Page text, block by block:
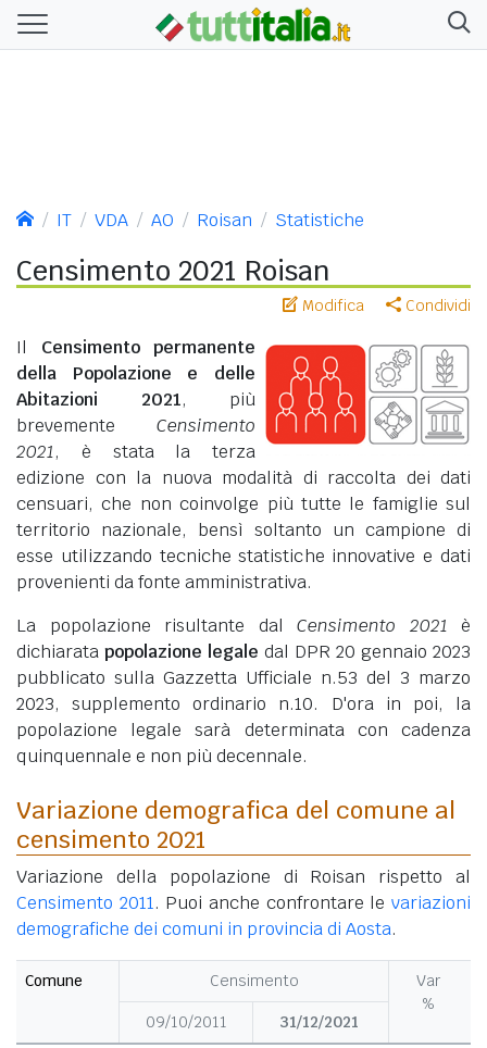
IT VDA AO Roisan Statistiche
Censimento 2021 Roisan
Modifica Condividi
Il Censimento permanente
della Popolazione e delle
Abitazioni 2021, più
brevemente Censimento
2021, è stata la terza
edizione con la nuova modalità di raccolta dei dati
censuari, che non coinvolge più tutte le famiglie sul
territorio nazionale, bensì soltanto un campione di
esse utilizzando tecniche statistiche innovative e dati
provenienti da fonte amministrativa.
La popolazione risultante dal Censimento 2021 è
dichiarata popolazione legale dal DPR 20 gennaio 2023
pubblicato sulla Gazzetta Ufficiale n.53 del 3 marzo
2023, supplemento ordinario n.10. D'ora in poi, la
popolazione legale sarà determinata con cadenza
quinquennale e non più decennale.
Variazione demografica del comune al
censimento 2021
Variazione della popolazione di Roisan rispetto al
Censimento 2011. Puoi anche confrontare levariazioni
demografiche dei comuni in provincia di Aosta.
Comune Censimento
Var
%
09/10/2011
31/12/2021